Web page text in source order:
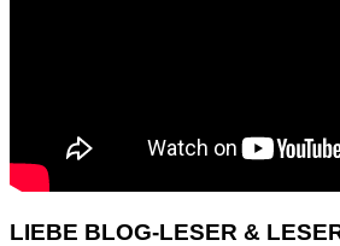
LIEBE BLOG-LESER &